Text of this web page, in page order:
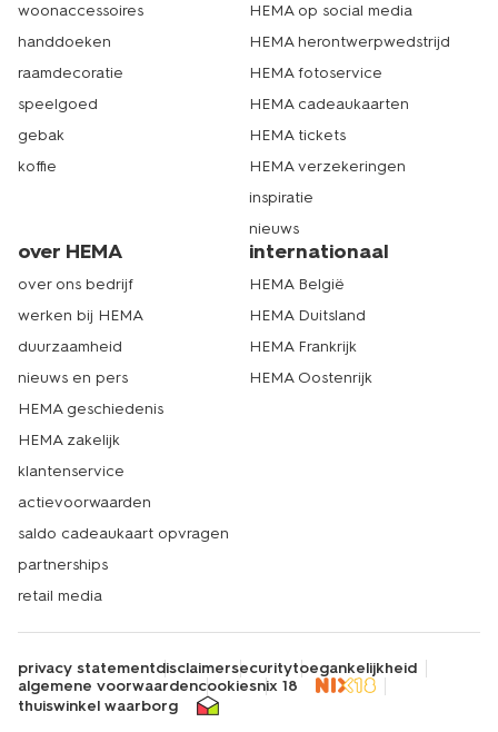
woonaccessoires
handdoeken
raamdecoratie
speelgoed
gebak
koffie
HEMA op social media
HEMA herontwerpwedstrijd
HEMA fotoservice
HEMA cadeaukaarten
HEMA tickets
HEMA verzekeringen
inspiratie
nieuws
over HEMA
over ons bedrijf
werken bij HEMA
duurzaamheid
nieuws en pers
HEMA geschiedenis
HEMA zakelijk
klantenservice
actievoorwaarden
saldo cadeaukaart opvragen
partnerships
retail media
internationaal
HEMA België
HEMA Duitsland
HEMA Frankrijk
HEMA Oostenrijk
privacy statementdisclaimersecuritytoegankelijkheid
algemene voorwaardencookiesnix 18
thuiswinkel waarborg